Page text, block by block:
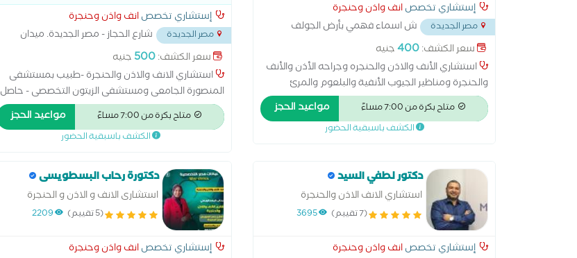
إستشاري تخصصانف واذن وحنجرة
مصر الجديدة
ش اسماء فهمي بأرض الجولف
خلف...
سعر الكشف:400جنيه
استشاري الأنف والاذن والحنجره وجراحه الأذن والأنف
والحنجرة ومناظير الجيوب الأنفية والبلعوم والمرئ
والسمعيات
متاح بكرة من 7:00 مساءً مواعيد الحجز
الكشف باسبقية الحضور
إستشاري تخصصانف واذن وحنجرة
مصر الجديدة
شارع الحجاز - مصر الجديدة. ميدان
المحكمة...
سعر الكشف:500 جنيه
استشاري الانف والاذن والحنجرة -طبيب بمستشفى
المنصورة الجامعى ومستشفى الزيتون التخصصى - حاصل
على الزمالة البريطانية التهابات الأذن الوسطى والخارجية.
ضعف أحساسية الأنف والرشح المزمن. التهابات الجيوب
الأنفية و فقدان السمع
متاح بكرة من 7:00 مساءً مواعيد الحجز
الكشف باسبقية الحضور
دكتور لطفي السيد
استشاري الانف الاذن والحنجرة
(7 تقييم) 3695
إستشاري تخصصانف واذن وحنجرة
دكتورة رحاب البسطويسى
استشارى الانف و الاذن و الحنجرة
(5 تقييم) 2209
إستشاري تخصصانف واذن وحنجرة